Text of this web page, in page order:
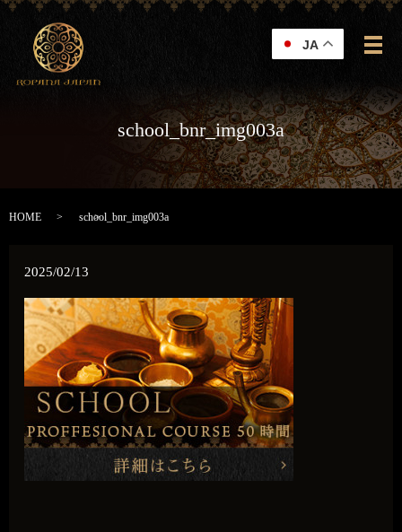
JA メ
school_bnr_img003a
HOME school_bnr_img003a
2025/02/13